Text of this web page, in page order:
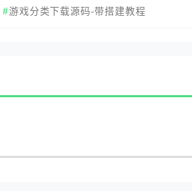
游戏分类下载源码-带搭建教程